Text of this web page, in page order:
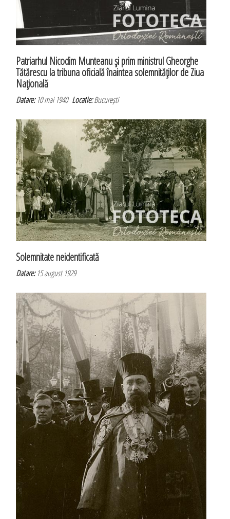
Patriarhul Nicodim Munteanu şi prim ministrul Gheorghe
Tătărescu la tribuna oficială înaintea solemnităţilor de Ziua
Naţională
Datare:10 mai 1940Locatie:București
Solemnitate neidentificată
Datare:15 august 1929